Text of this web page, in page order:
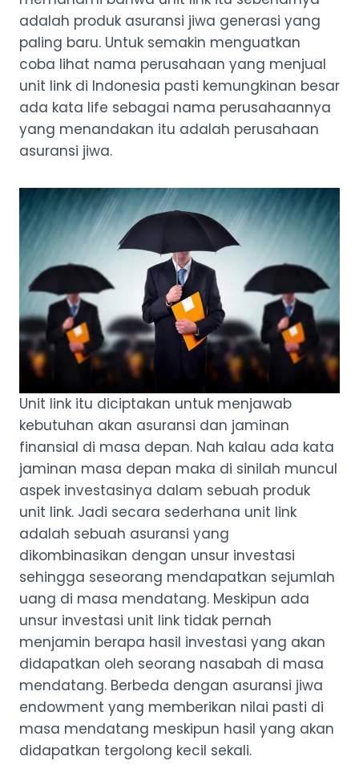
adalah produk asuransi jiwa generasi yang
paling baru. Untuk semakin menguatkan
coba lihat nama perusahaan yang menjual
unit link di Indonesia pasti kemungkinan besar
ada kata life sebagai nama perusahaannya
yang menandakan itu adalah perusahaan
asuransi jiwa.
Unit link itu diciptakan untuk menjawab
kebutuhan akan asuransi dan jaminan
finansial di masa depan. Nah kalau ada kata
jaminan masa depan maka di sinilah muncul
aspek investasinya dalam sebuah produk
unit link. Jadi secara sederhana unit link
adalah sebuah asuransi yang
dikombinasikan dengan unsur investasi
sehingga seseorang mendapatkan sejumlah
uang di masa mendatang. Meskipun ada
unsur investasi unit link tidak pernah
menjamin berapa hasil investasi yang akan
didapatkan oleh seorang nasabah di masa
mendatang. Berbeda dengan asuransi jiwa
endowment yang memberikan nilai pasti di
masa mendatang meskipun hasil yang akan
didapatkan tergolong kecil sekali.